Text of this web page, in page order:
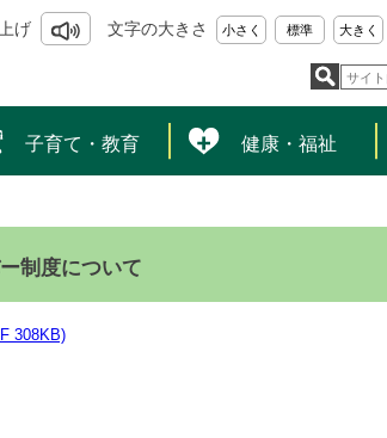
げ 文字の大きさ 小さく 標準 大きく
子育て・教育 健康・福祉
制度について
308KB)